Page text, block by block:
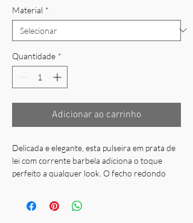
Material *
Quantidade *
Adicionar ao carrinho
Delicada e elegante, esta pulseira em prata de
lei com corrente barbela adiciona o toque
perfeito a qualquer look. O fecho redondo
design moderno confere sofisticação sem
esforço.